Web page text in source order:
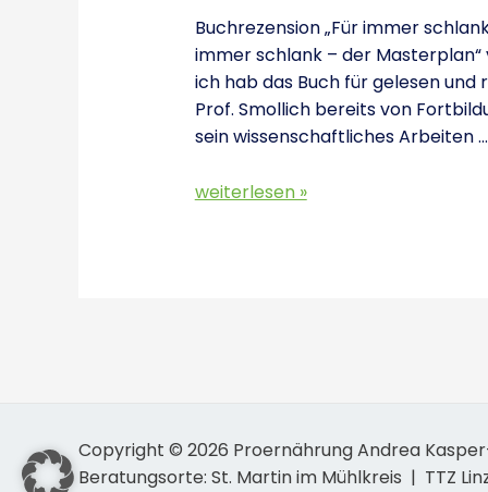
Buchrezension „Für immer
immer schlank – der
ich hab das Buch für gelesen
Prof. Smollich bereits von
sein wissenschaftliches Arbeiten …
weiterlesen »
Copyright © 2026 Proernährung Andrea
Beratungsorte: St. Martin im Mühlkreis | TTZ